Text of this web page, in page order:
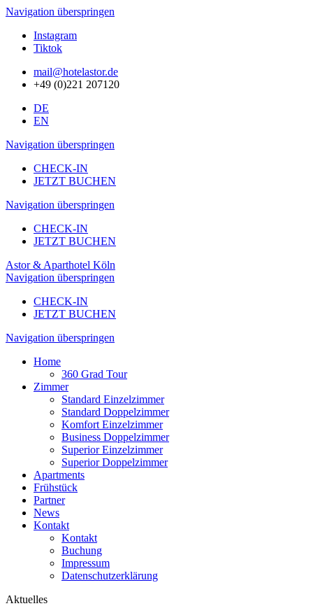
Navigation überspringen
Instagram
Tiktok
mail@hotelastor.de
+49 (0)221 207120
DE
EN
Navigation überspringen
CHECK-IN
JETZT BUCHEN
Navigation überspringen
CHECK-IN
JETZT BUCHEN
Astor & Aparthotel Köln
Navigation überspringen
CHECK-IN
JETZT BUCHEN
Navigation überspringen
Home
360 Grad Tour
Zimmer
Standard Einzelzimmer
Standard Doppelzimmer
Komfort Einzelzimmer
Business Doppelzimmer
Superior Einzelzimmer
Superior Doppelzimmer
Apartments
Frühstück
Partner
News
Kontakt
Kontakt
Buchung
Impressum
Datenschutzerklärung
Aktuelles